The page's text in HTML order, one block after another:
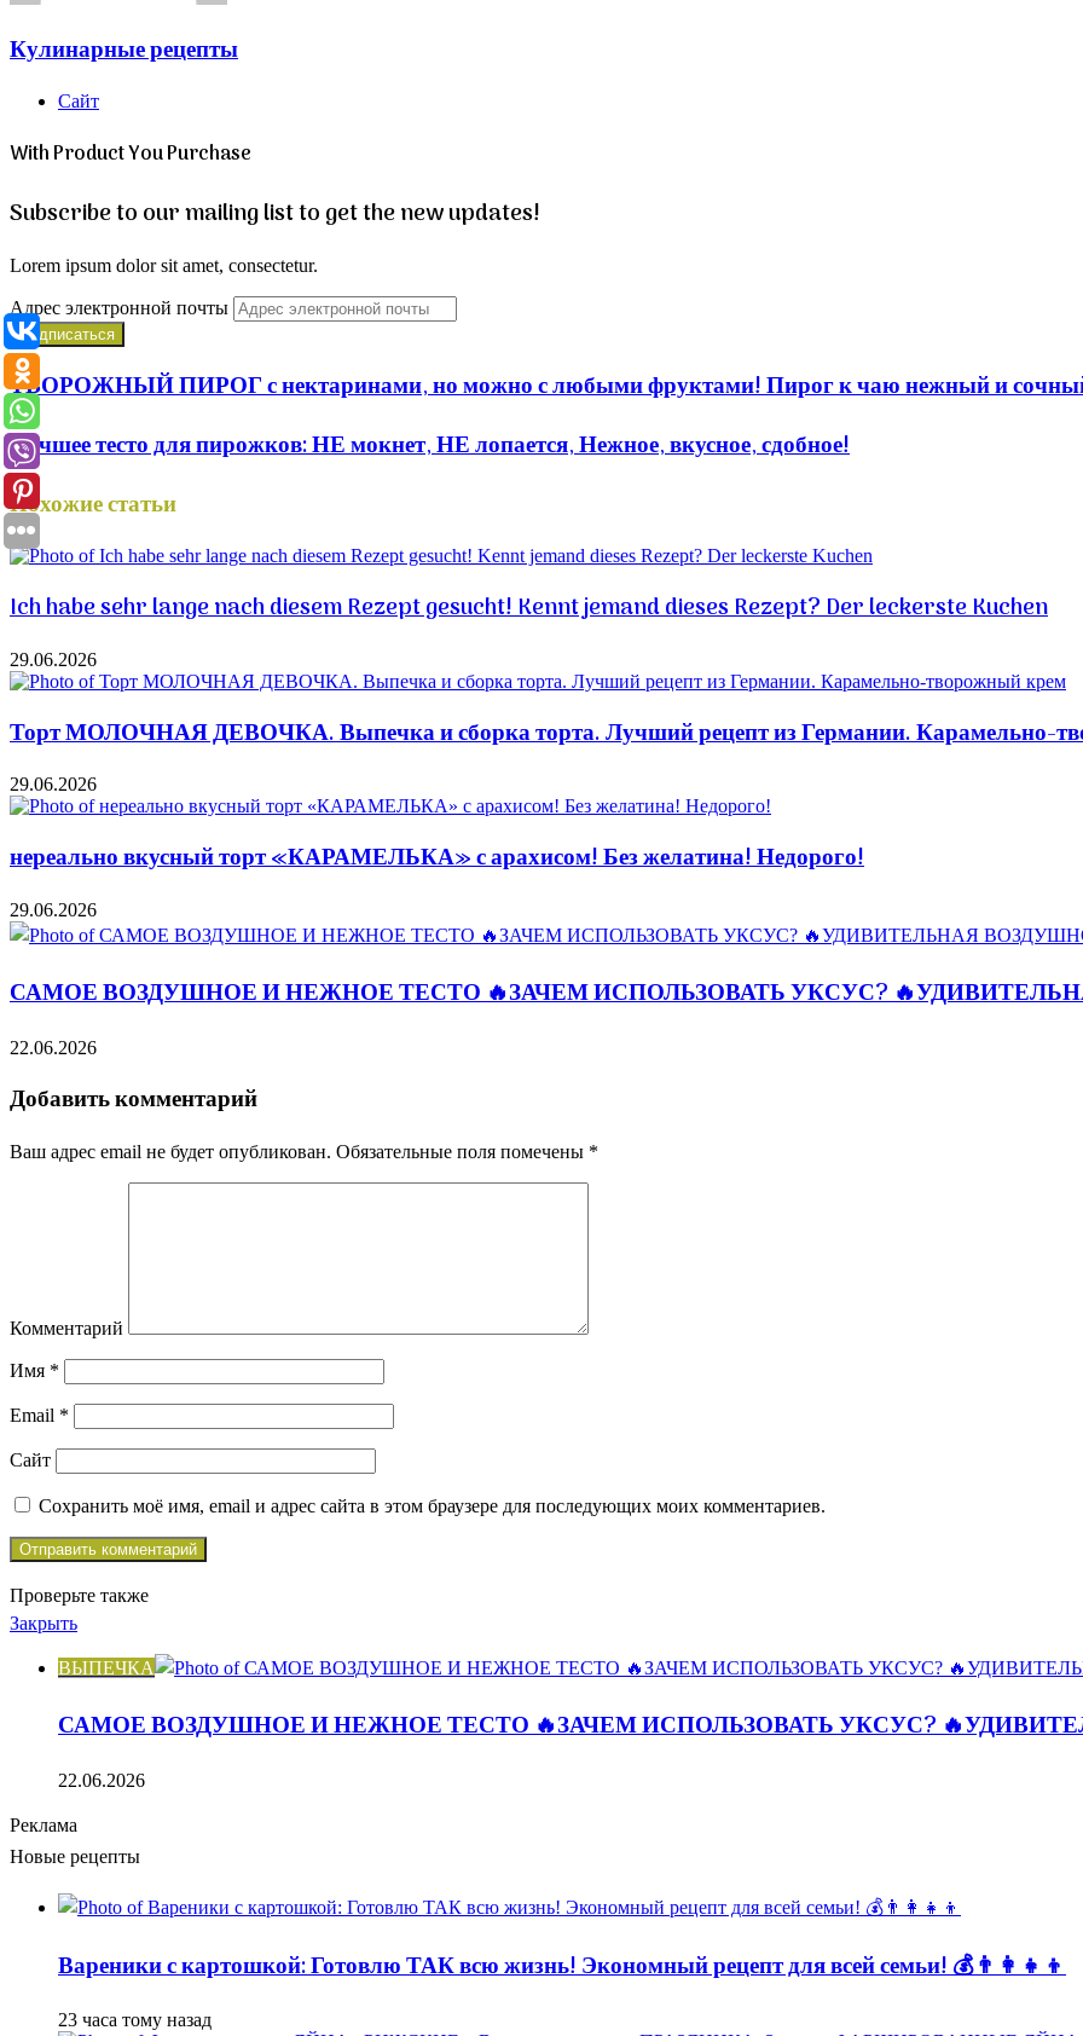
Кулинарные рецепты
Сайт
With Product You Purchase
Subscribe to our mailing list to get the new updates!
Lorem ipsum dolor sit amet, consectetur.
Адрес электронной почты
ТВОРОЖНЫЙ ПИРОГ с нектаринами, но можно с любыми фруктами! Пирог к чаю нежный и
Лучшее тесто для пирожков: НЕ мокнет, НЕ лопается, Нежное, вкусное, сдобное!
Похожие статьи
Ich habe sehr lange nach diesem Rezept gesucht! Kennt jemand dieses Rezept? Der leckerste Kuchen
29.06.2026
Торт МОЛОЧНАЯ ДЕВОЧКА. Выпечка и сборка торта. Лучший рецепт из Германии. Карамельно-
29.06.2026
нереально вкусный торт «КАРАМЕЛЬКА» с арахисом! Без желатина! Недорого!
29.06.2026
САМОЕ ВОЗДУШНОЕ И НЕЖНОЕ ТЕСТО 🔥ЗАЧЕМ ИСПОЛЬЗОВАТЬ УКСУС?
22.06.2026
Добавить комментарий
Ваш адрес email не будет опубликован. Обязательные поля помечены *
Комментарий
Имя *
Email *
Сайт
Сохранить моё имя, email и адрес сайта в этом браузере для последующих моих комментариев.
Проверьте также
Закрыть
ВЫПЕЧКА
САМОЕ ВОЗДУШНОЕ И НЕЖНОЕ ТЕСТО 🔥ЗАЧЕМ ИСПОЛЬЗОВАТЬ УКСУС?
22.06.2026
Реклама
Новые рецепты
Вареники с картошкой: Готовлю ТАК всю жизнь! Экономный рецепт для всей семьи! 💰👨👩👧👦
23 часа тому назад